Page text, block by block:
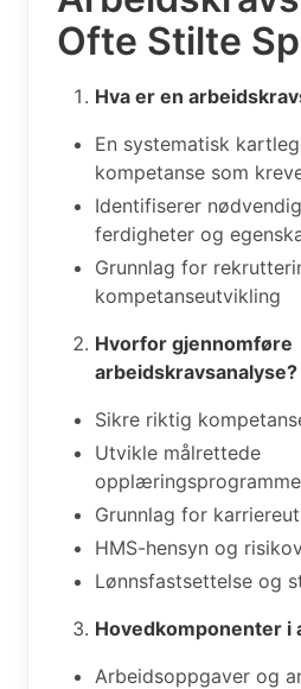
Ofte Stilte
Hva er en
En systematisk
kompetanse som
Identifiserer
ferdigheter og
Grunnlag for
kompetanseutvikling
Hvorfor gjennomføre
arbeidskravsanalyse?
Sikre riktig
Utvikle målrettede
Grunnlag for
HMS-hensyn og
Lønnsfastsettelse og
Hovedkomponenter i
Arbeidsoppgaver og